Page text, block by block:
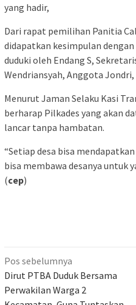
yang hadir,
Dari rapat pemilihan Panitia
didapatkan kesimpulan
duduki oleh Endang S,
Wendriansyah, Anggota Jondri,
Menurut Jaman Selaku Kasi
berharap Pilkades yang akan
lancar tanpa hambatan.
“Setiap desa bisa
bisa membawa desanya untuk
(cep)
Navigasi
pos
Pos sebelumnya
Dirut PTBA Duduk Bersama
Perwakilan Warga 2